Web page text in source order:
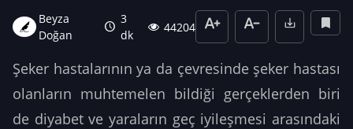
Beyza
Doğan
3
dk
44204
Şeker hastalarının ya da çevresinde şeker hastası
olanların muhtemelen bildiği gerçeklerden biri
de diyabet ve yaraların geç iyileşmesi arasındaki